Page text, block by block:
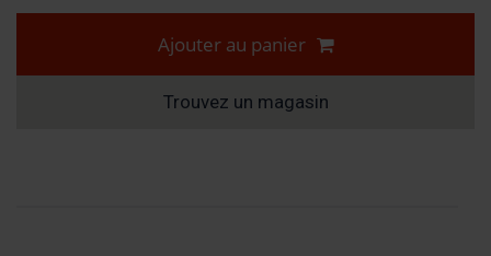
Ajouter au panier
Trouvez un magasin